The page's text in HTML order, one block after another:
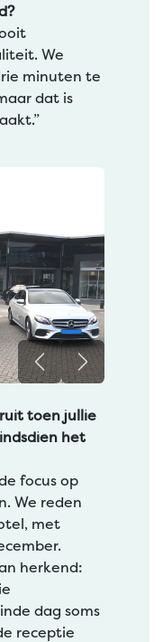
We
minuten te
dat is
VorigeVolgende
toen jullie
het
focus op
We reden
met
herkend:
dag soms
receptie